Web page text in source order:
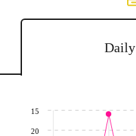
Daily
15
20